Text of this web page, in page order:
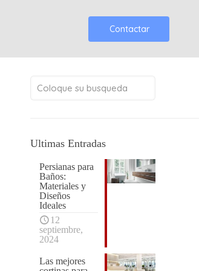
Contactar
Ultimas Entradas
Persianas para
Baños:
Materiales y
Diseños
Ideales
12
septiembre,
2024
Las mejores